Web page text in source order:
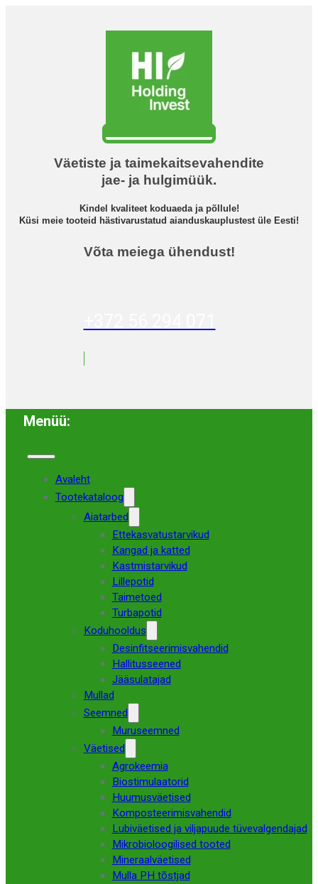
Väetiste ja taimekaitsevahendite
jae- ja hulgimüük.
Kindel kvaliteet koduaeda ja põllule!
Küsi meie tooteid hästivarustatud aianduskauplustest üle Eesti!
Võta meiega ühendust!
Menüü:
Avaleht
Tootekataloog
Aiatarbed
Ettekasvatustarvikud
Kangad ja katted
Kastmistarvikud
Lillepotid
Taimetoed
Turbapotid
Koduhooldus
Desinfitseerimisvahendid
Hallitusseened
Jääsulatajad
Mullad
Seemned
Muruseemned
Väetised
Agrokeemia
Biostimulaatorid
Huumusväetised
Komposteerimisvahendid
Lubiväetised ja viljapuude tüvevalgendajad
Mikrobioloogilised tooted
Mineraalväetised
Mulla PH tõstjad